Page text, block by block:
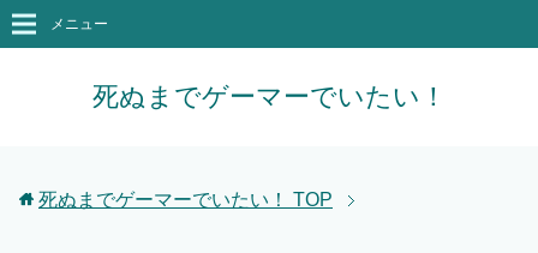
死ぬまでゲーマーでいたい！
メニュー
死ぬまでゲーマーでいたい！ TOP